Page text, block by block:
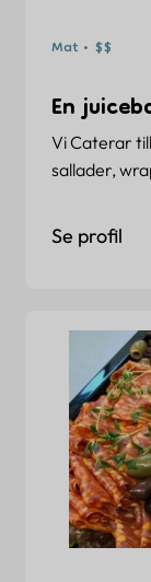
Mat • $$
En
Vi Caterar
sallader,
Se profil